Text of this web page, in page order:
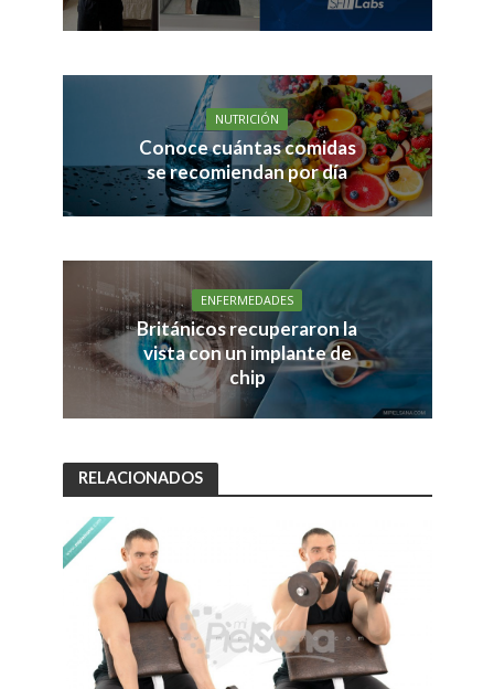
NUTRICIÓN
Conoce cuántas comidas
se recomiendan por día
ENFERMEDADES
Británicos recuperaron la
vista con un implante de
chip
RELACIONADOS